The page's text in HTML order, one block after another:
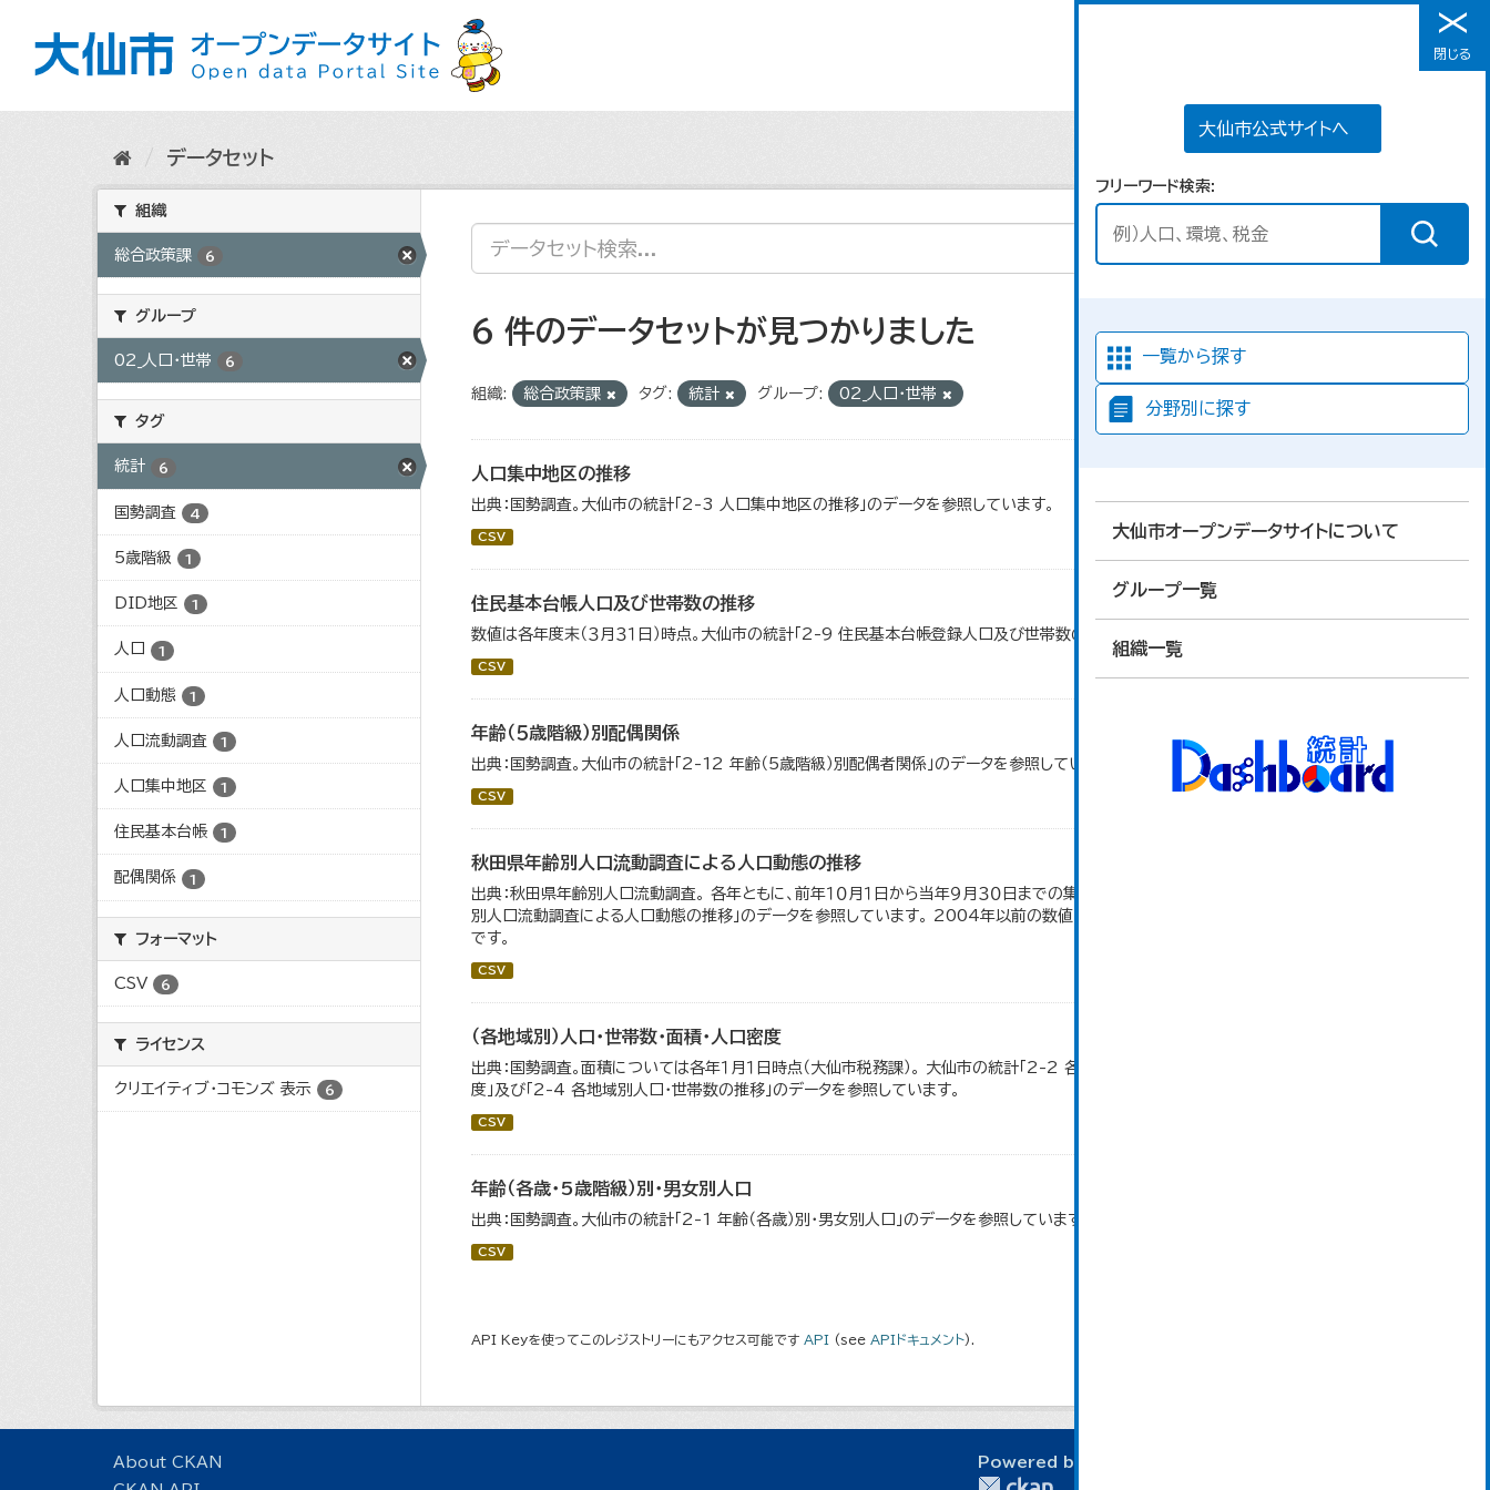
メニュー
大仙市公式サイトへ
フリーワード検索
一覧から探す
分野別に探す
大仙市オープンデータサイトについて
グループ一覧
組織一覧
閉じる
データセット
組織
総合政策課 6
グループ
02_人口・世帯 6
タグ
統計 6
国勢調査 4
5歳階級 1
DID地区 1
人口 1
人口動態 1
人口流動調査 1
人口集中地区 1
住民基本台帳 1
配偶関係 1
フォーマット
CSV 6
ライセンス
クリエイティブ・コモンズ 表示 6
6 件のデータセットが見つかりました
組織: 総合政策課 タグ: 統計 グループ: 02_人口・世帯
人口集中地区の推移
出典：国勢調査。大仙市の統計「2-3 人口集中地区の推移」のデータを参照しています。
CSV
住民基本台帳人口及び世帯数の推移
数値は各年度末（３月３１日）時点。大仙市の統計「2-9 住民基本台帳登録人口及び世帯数の推移」のデータを参照しています。
CSV
年齢（５歳階級）別配偶関係
出典：国勢調査。大仙市の統計「2-12 年齢（5歳階級）別配偶者関係」のデータを参照しています。
CSV
秋田県年齢別人口流動調査による人口動態の推移
出典：秋田県年齢別人口流動調査。 各年ともに、前年１０月１日から当年９月３０日までの集計。 大仙市の統計「2-10 秋田県年齢
別人口流動調査による人口動態の推移」のデータを参照しています。 2004年以前の数値は合併前市町村の数値を合算したもの
です。
CSV
（各地域別）人口・世帯数・面積・人口密度
出典：国勢調査。面積については各年１月１日時点（大仙市税務課）。 大仙市の統計「2-2 各地域別人口・人口増減・面積・人口密
度」及び「2-4 各地域別人口・世帯数の推移」のデータを参照しています。
CSV
年齢（各歳・5歳階級）別・男女別人口
出典：国勢調査。大仙市の統計「2-1 年齢（各歳）別・男女別人口」のデータを参照しています。
CSV
API Keyを使ってこのレジストリーにもアクセス可能です API (see APIドキュメント).
About CKAN
Powered by